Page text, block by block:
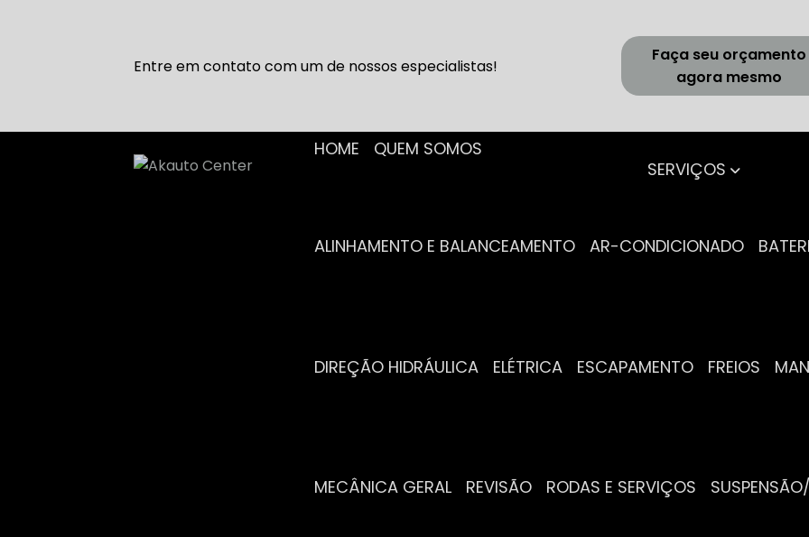
Entre em contato com um de nossos especialistas!
Faça seu orçamento
agora mesmo
HOME
QUEM SOMOS
SERVIÇOS
ALINHAMENTO E BALANCEAMENTO AR-CONDICIONADO
DIREÇÃO HIDRÁULICA ELÉTRICA ESCAPAMENTO FREIOS
MECÂNICA GERAL REVISÃO RODAS E SERVIÇOS